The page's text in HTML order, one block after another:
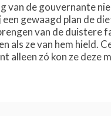
van de gouvernante
gewaagd plan de
van de
als ze van hem
alleen zó kon ze deze